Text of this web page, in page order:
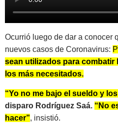
Ocurrió luego de dar a conocer
nuevos casos de Coronavirus:
sean utilizados para combatir
los más necesitados.
“Yo no me bajo el sueldo y
disparo Rodríguez Saá. “No
hacer”, insistió.